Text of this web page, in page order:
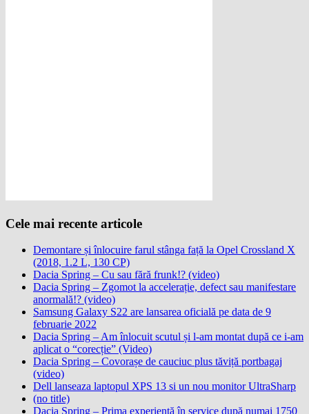
Cele mai recente articole
Demontare și înlocuire farul stânga față la Opel Crossland X
(2018, 1.2 L, 130 CP)
Dacia Spring – Cu sau fără frunk!? (video)
Dacia Spring – Zgomot la accelerație, defect sau manifestare
anormală!? (video)
Samsung Galaxy S22 are lansarea oficială pe data de 9
februarie 2022
Dacia Spring – Am înlocuit scutul și l-am montat după ce i-am
aplicat o “corecție” (Video)
Dacia Spring – Covorașe de cauciuc plus tăviță portbagaj
(video)
Dell lanseaza laptopul XPS 13 si un nou monitor UltraSharp
(no title)
Dacia Spring – Prima experiență în service după numai 1750